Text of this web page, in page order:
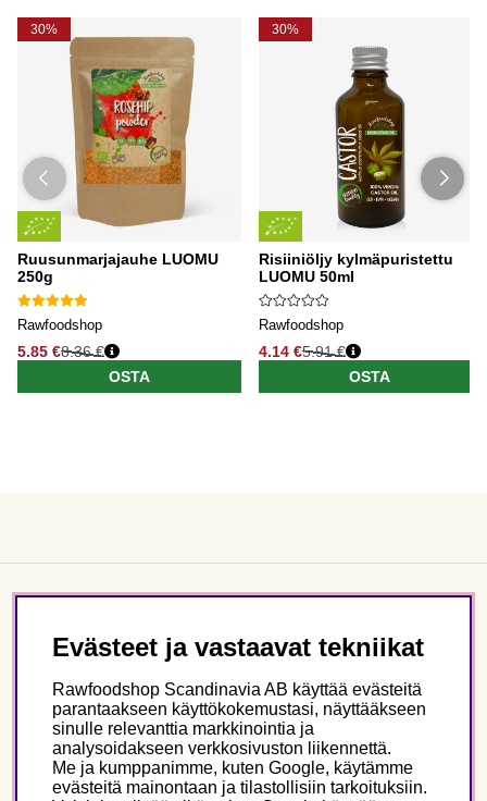
30%
Ruusunmarjajauhe LUOMU
250g
Rawfoodshop
5.85 €8.36 €
OSTA
30%
Risiiniöljy kylmäpuristettu
LUOMU 50ml
Rawfoodshop
4.14 €5.91 €
OSTA
Seuraa meitä
Evästeet ja vastaavat tekniikat
Rawfoodshop Scandinavia AB käyttää evästeitä
parantaakseen käyttökokemustasi, näyttääkseen
sinulle relevanttia markkinointia ja
analysoidakseen verkkosivuston liikennettä.
Me ja kumppanimme, kuten Google, käytämme
evästeitä mainontaan ja tilastollisiin tarkoituksiin.